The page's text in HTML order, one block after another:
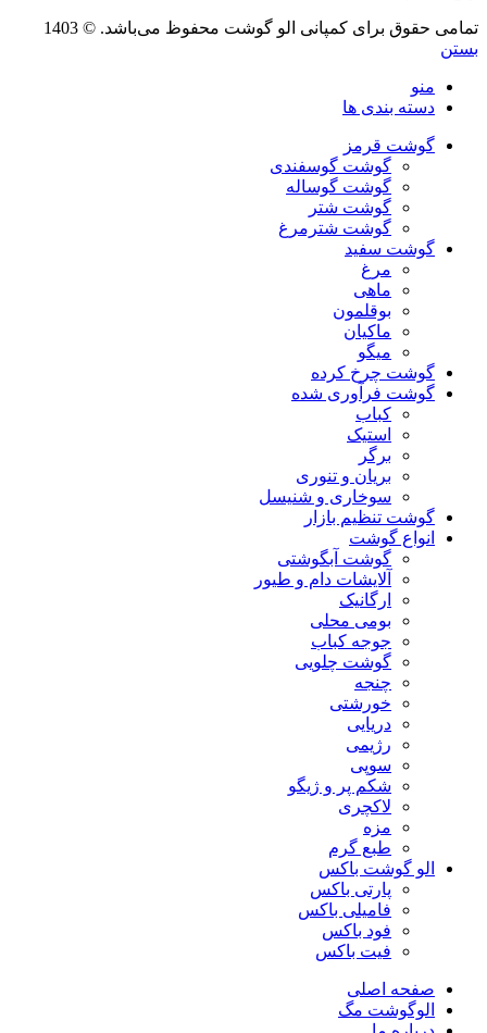
تمامی حقوق برای کمپانی الو گوشت محفوظ می‌باشد. © 1403
بستن
منو
دسته بندی ها
گوشت قرمز
گوشت گوسفندی
گوشت گوساله
گوشت شتر
گوشت شترمرغ
گوشت سفید
مرغ
ماهی
بوقلمون
ماکیان
میگو
گوشت چرخ کرده
گوشت فرآوری شده
کباب
استیک
برگر
بریان و تنوری
سوخاری و شنیسل
گوشت تنظیم بازار
انواع گوشت
گوشت آبگوشتی
آلایشات دام و طیور
ارگانیک
بومی محلی
جوجه کباب
گوشت چلویی
چنجه
خورشتی
دریایی
رژیمی
سوپی
شکم پر و ژیگو
لاکچری
مزه
طبع گرم
الو گوشت باکس
پارتی باکس
فامیلی باکس
فود باکس
فیت باکس
صفحه اصلی
الوگوشت مگ